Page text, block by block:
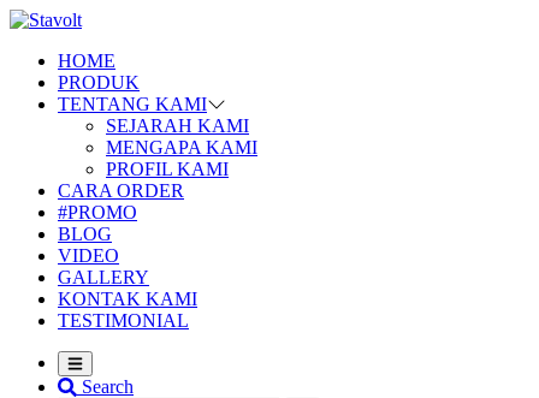
HOME
PRODUK
TENTANG KAMI
SEJARAH KAMI
MENGAPA KAMI
PROFIL KAMI
CARA ORDER
#PROMO
BLOG
VIDEO
GALLERY
KONTAK KAMI
TESTIMONIAL
Search